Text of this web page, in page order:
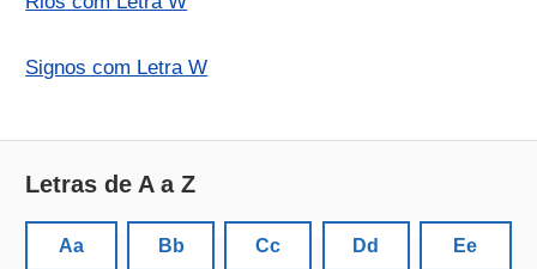
Signos com Letra W
Letras de A a Z
Aa Bb Cc Dd Ee